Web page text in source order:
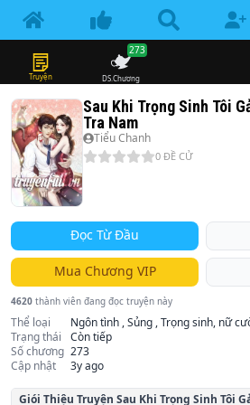
Truyện DS.Chương
273
Sau Khi Trọng Sinh Tôi
Tra Nam
Tiểu Chanh
0 ĐỀ CỬ
Đọc Từ Đầu
Mua Chương VIP
4620 thành viên đang đọc truyện này
Thể loại
Ngôn tình , Sủng , Trọng sinh, nữ
Trạng thái
Còn tiếp
Số chương 273
Cập nhật
3y ago
Giói Thiệu Truyện Sau Khi Trọng Sinh Tôi